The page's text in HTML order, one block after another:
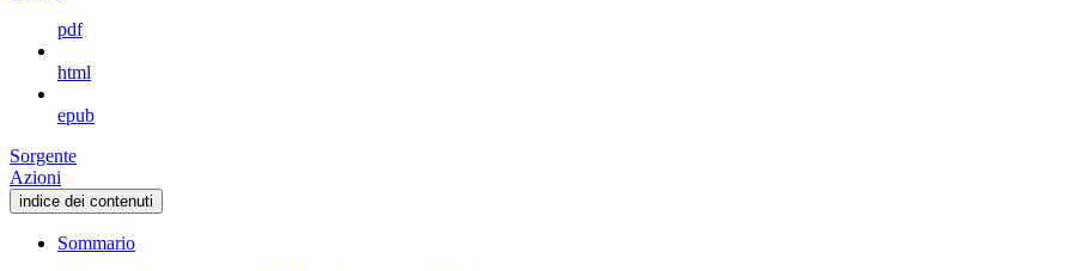
pdf
html
epub
Sorgente
Azioni
indice dei contenuti
Sommario